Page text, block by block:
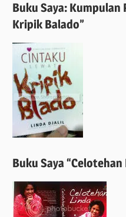
Buku Saya:
Kripik Balado”
Buku Saya “Celotehan